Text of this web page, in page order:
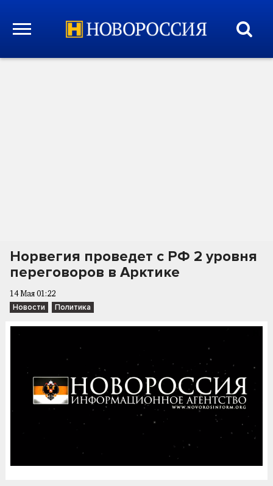
Норвегия проведет с РФ 2 уровня
переговоров в Арктике
14 Мая 01:22
Новости Политика